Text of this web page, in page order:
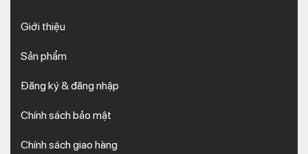
Giới thiệu
Sản phẩm
Đăng ký & đăng nhập
Chính sách bảo mật
Chính sách giao hàng